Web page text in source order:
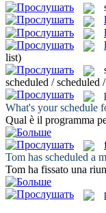
list)
scheduled / scheduled
What's yourschedule
Qual è il programma
Tom has scheduled a
Tom ha fissato una